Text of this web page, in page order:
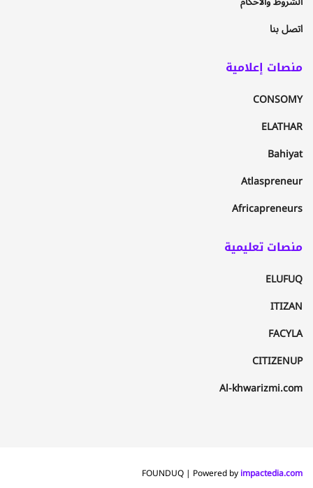
اتصل بنا
منصات إعلامية
CONSOMY
ELATHAR
Bahiyat
Atlaspreneur
Africapreneurs
منصات تعليمية
ELUFUQ
ITIZAN
FACYLA
CITIZENUP
Al-khwarizmi.com
FOUNDUQ | Powered byimpactedia.com